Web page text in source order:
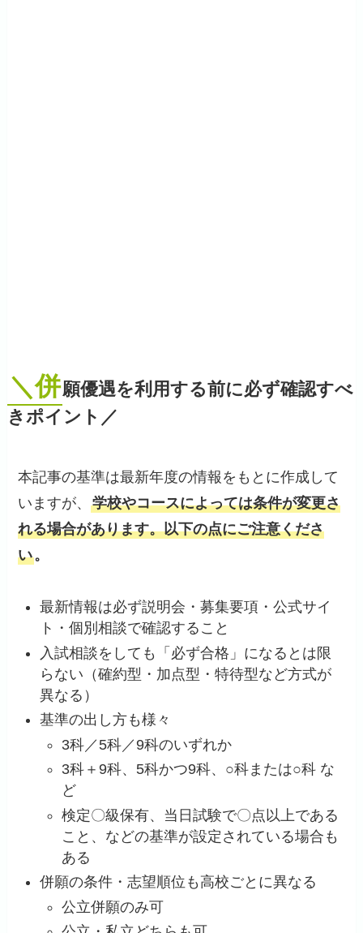
＼併願優遇を利用する前に必ず確認すべ
きポイント／
本記事の基準は最新年度の情報をもとに作成して
いますが、学校やコースによっては条件が変更さ
れる場合があります。以下の点にご注意くださ
い。
最新情報は必ず説明会・募集要項・公式サイ
ト・個別相談で確認すること
入試相談をしても「必ず合格」になるとは限
らない（確約型・加点型・特待型など方式が
異なる）
基準の出し方も様々
3科／5科／9科のいずれか
3科＋9科、5科かつ9科、○科または○科 な
ど
検定〇級保有、当日試験で〇点以上である
こと、などの基準が設定されている場合も
ある
併願の条件・志望順位も高校ごとに異なる
公立併願のみ可